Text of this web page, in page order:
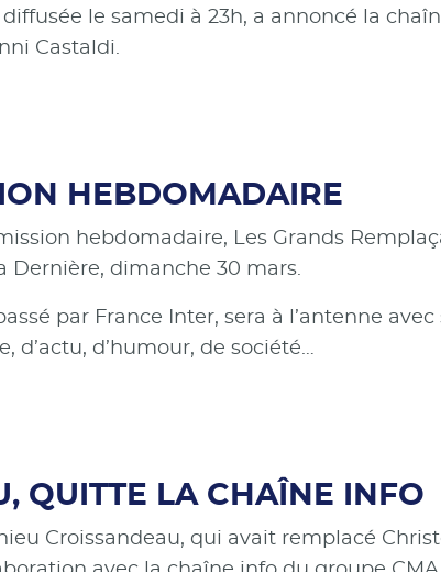
le samedi à 23h, a annoncé la
Castaldi.
HEBDOMADAIRE
hebdomadaire, Les Grands
Dernière, dimanche 30 mars.
par France Inter, sera à l’antenne
d’actu, d’humour, de société…
QUITTE LA CHAÎNE INFO
Croissandeau, qui avait remplacé